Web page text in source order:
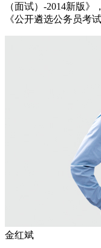
（面试）-2014新版
《公开遴选公务员考
金红斌